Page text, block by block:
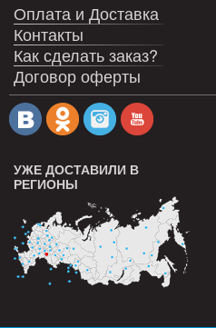
Оплата и Доставка
Контакты
Как сделать заказ?
Договор оферты
УЖЕ ДОСТАВИЛИ В
РЕГИОНЫ